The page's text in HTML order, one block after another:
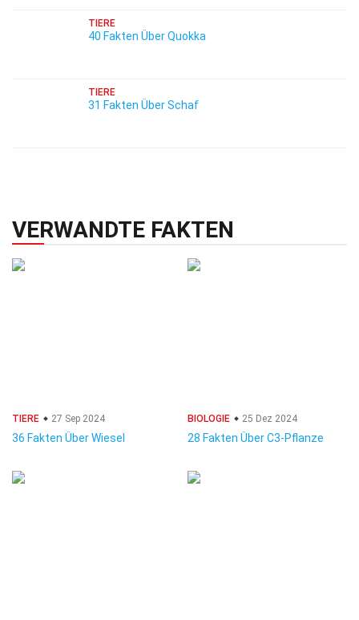
TIERE
40 Fakten Über Quokka
TIERE
31 Fakten Über Schaf
VERWANDTE FAKTEN
TIERE 27 Sep 2024
36 Fakten Über Wiesel
BIOLOGIE 25 Dez 2024
28 Fakten Über C3-Pflanze